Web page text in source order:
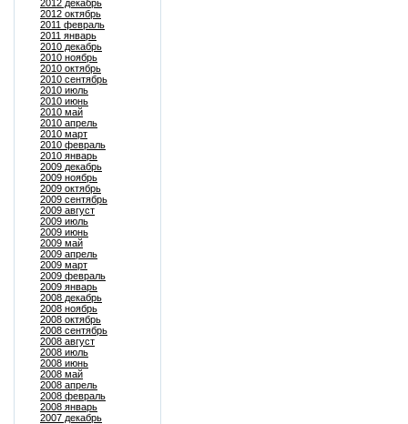
2012 декабрь
2012 октябрь
2011 февраль
2011 январь
2010 декабрь
2010 ноябрь
2010 октябрь
2010 сентябрь
2010 июль
2010 июнь
2010 май
2010 апрель
2010 март
2010 февраль
2010 январь
2009 декабрь
2009 ноябрь
2009 октябрь
2009 сентябрь
2009 август
2009 июль
2009 июнь
2009 май
2009 апрель
2009 март
2009 февраль
2009 январь
2008 декабрь
2008 ноябрь
2008 октябрь
2008 сентябрь
2008 август
2008 июль
2008 июнь
2008 май
2008 апрель
2008 февраль
2008 январь
2007 декабрь